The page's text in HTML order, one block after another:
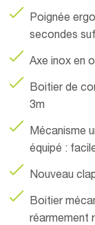
Poignée
secondes
Axe inox en
Boitier de
3m
Mécanisme
équipé :
Nouveau
Boitier
réarmement